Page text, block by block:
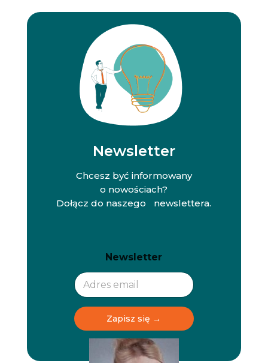
Newsletter
Chcesz być informowany
o nowościach?
Dołącz do naszego newslettera.
e
w
s
e
t
t
e
r
e
w
s
e
t
t
e
r
Newsletter
Zapisz się →